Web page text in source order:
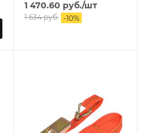
1 470.60 руб./шт
1 634руб. -10%